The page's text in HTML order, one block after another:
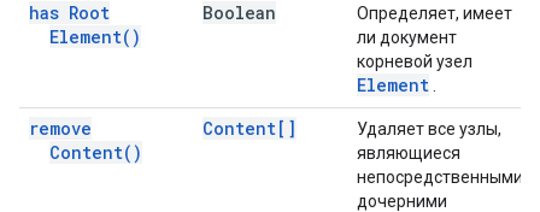
has Root
Element( )
Boolean
Определяет, имеет
ли документ
корневой узел
Element
remove
Content( )
Content[]
Удаляет все узлы,
являющиеся
непосредственными
дочерними